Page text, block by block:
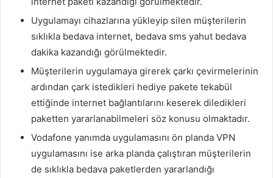
Uygulamayı cihazlarına yükleyip silen müşterilerin
sıklıkla bedava internet, bedava sms yahut bedava
dakika kazandığı görülmektedir.
Müşterilerin uygulamaya girerek çarkı çevirmelerinin
ardından çark istedikleri hediye pakete tekabül
ettiğinde internet bağlantılarını keserek diledikleri
paketten yararlanabilmeleri söz konusu olmaktadır.
Vodafone yanımda uygulamasını ön planda VPN
uygulamasını ise arka planda çalıştıran müşterilerin
de sıklıkla bedava paketlerden yararlandığı